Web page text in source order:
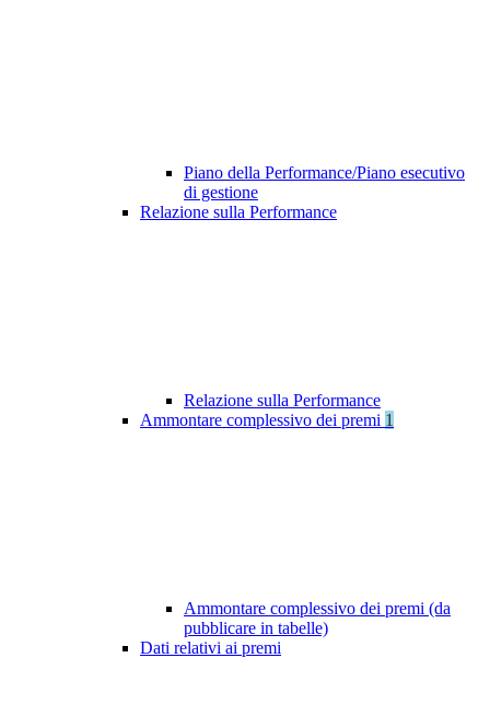
Piano della Performance/Piano esecutivo
di gestione
Relazione sulla Performance
Relazione sulla Performance
Ammontare complessivo dei premi 1
Ammontare complessivo dei premi (da
pubblicare in tabelle)
Dati relativi ai premi